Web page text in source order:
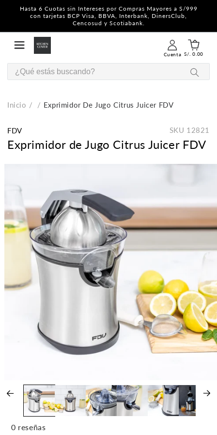
Hasta 6 Cuotas sin Intereses por Compras Mayores a S/999
con tarjetas BCP Visa, BBVA, Interbank, DinersClub,
Cencosud y Scotiabank.
Cuenta S/. 0.00
Inicio Exprimidor De Jugo Citrus Juicer FDV
FDV SKU 12821
Exprimidor de Jugo Citrus Juicer FDV
0 reseñas